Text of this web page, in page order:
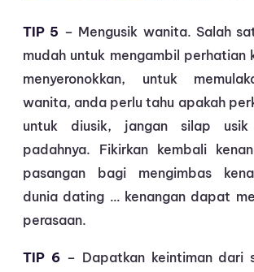
TIP 5 – Mengusik wanita. Salah
mudah untuk mengambil perhatian
menyeronokkan, untuk
wanita, anda perlu tahu apakah
untuk diusik, jangan silap
padahnya. Fikirkan kembali
pasangan bagi mengimbas
dunia dating … kenangan dapat
perasaan.
TIP 6– Dapatkan keintiman dari